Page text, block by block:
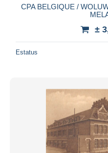
CPA BELGIQUE /
±
Estatus